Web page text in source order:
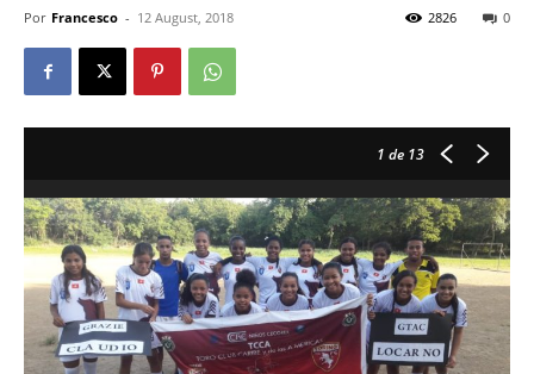
Por Francesco - 12 August, 2018 0
2826
1 de 13